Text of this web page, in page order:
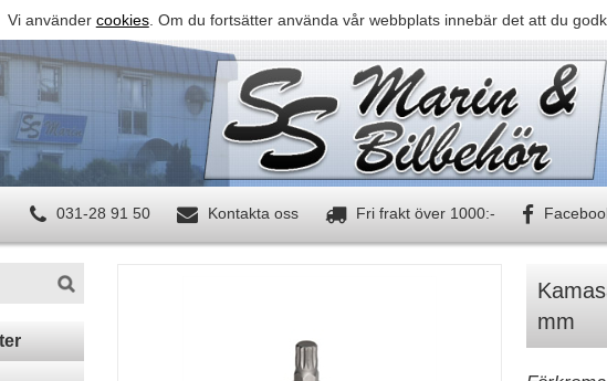
Vi använder cookies. Om du fortsätter använda vår webbplats innebär det att du
031-28 91 50 Kontakta oss Fri frakt över 1000:-
mm